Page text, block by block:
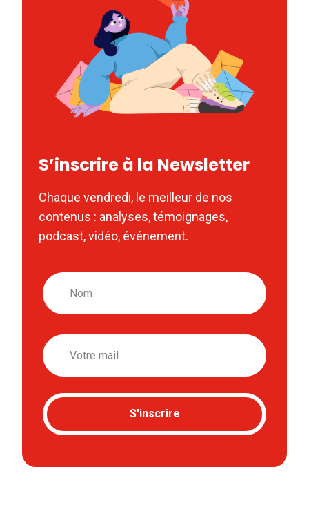
S’inscrire à la Newsletter
Chaque vendredi, le meilleur de nos
contenus : analyses, témoignages,
podcast, vidéo, événement.
Nom
Email
S'inscrire